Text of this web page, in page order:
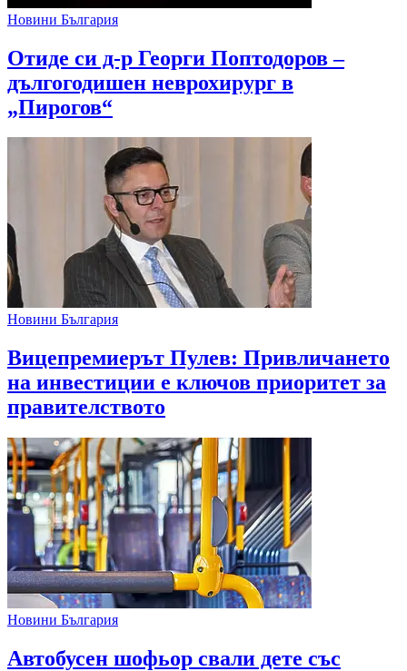
Новини България
Отиде си д-р Георги Поптодоров –
дългогодишен неврохирург в
„Пирогов“
Новини България
Вицепремиерът Пулев: Привличането
на инвестиции е ключов приоритет за
правителството
Новини България
Автобусен шофьор свали дете със